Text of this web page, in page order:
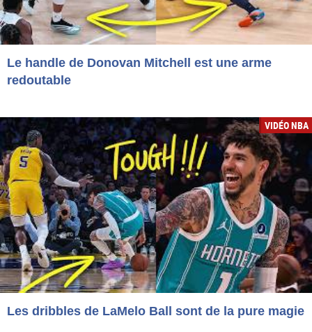
Le handle de Donovan Mitchell est une arme
redoutable
VIDÉO NBA
Les dribbles de LaMelo Ball sont de la pure magie